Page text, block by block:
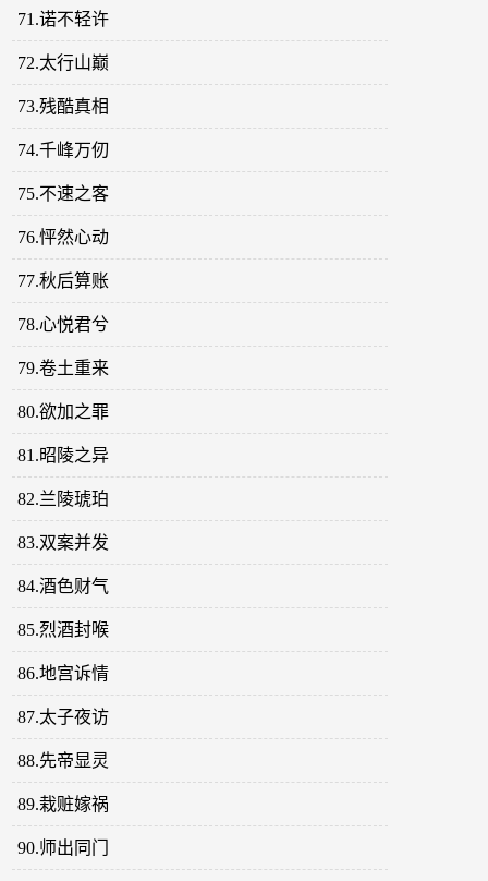
71.诺不轻许
72.太行山巅
73.残酷真相
74.千峰万仞
75.不速之客
76.怦然心动
77.秋后算账
78.心悦君兮
79.卷土重来
80.欲加之罪
81.昭陵之异
82.兰陵琥珀
83.双案并发
84.酒色财气
85.烈酒封喉
86.地宫诉情
87.太子夜访
88.先帝显灵
89.栽赃嫁祸
90.师出同门